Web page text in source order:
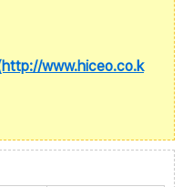
www.hiceo.co.k